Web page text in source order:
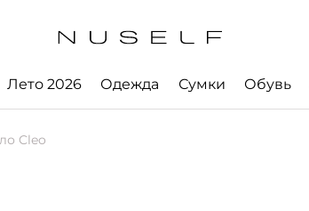
Лето 2026 Одежда Сумки Обувь
Cleo